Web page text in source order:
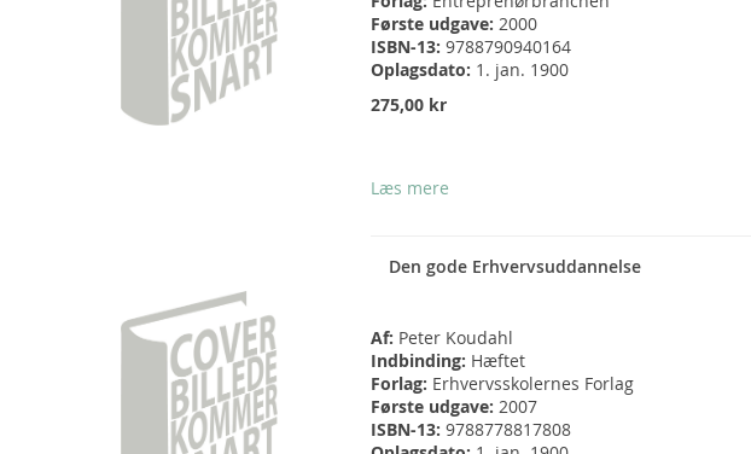
Første udgave: 2000
ISBN-13: 9788790940164
Oplagsdato: 1. jan. 1900
275,00 kr
Læs mere
Den gode Erhvervsuddannelse
Af: Peter Koudahl
Indbinding: Hæftet
Forlag: Erhvervsskolernes Forlag
Første udgave: 2007
ISBN-13: 9788778817808